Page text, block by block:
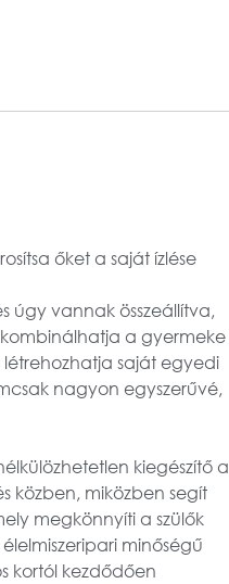
őket a saját ízlése
úgy vannak összeállítva,
kombinálhatja a gyermeke
létrehozhatja saját egyedi
nagyon egyszerűvé,
kiegészítő a
közben, miközben segít
megkönnyíti a szülők
minőségű
kortól kezdődően